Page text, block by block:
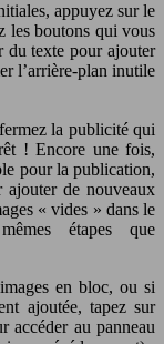
appuyez sur le
les boutons qui vous
du texte pour ajouter
l’arrière-plan inutile
la publicité qui
! Encore une fois,
pour la publication,
de nouveaux
« vides » dans le
étapes que
en bloc, ou si
ajoutée, tapez sur
accéder au panneau